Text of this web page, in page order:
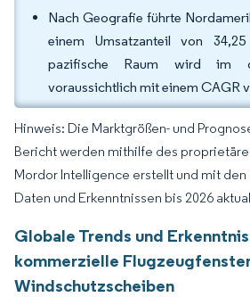
Nach Geografie führte
einem Umsatzanteil von
pazifische Raum wird im
voraussichtlich mit einem CAGR
Hinweis: Die Marktgrößen- und
Bericht werden mithilfe des
Mordor Intelligence erstellt und mit
Daten und Erkenntnissen bis 2026
Globale Trends und
kommerzielle
Windschutzscheiben